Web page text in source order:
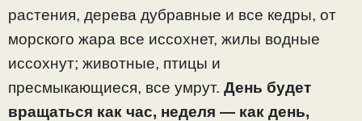
растения, дерева дубравные и все кедры, от
морского жара все иссохнет, жилы водные
иссохнут; животные, птицы и
пресмыкающиеся, все умрут. День будет
вращаться как час, неделя — как день,